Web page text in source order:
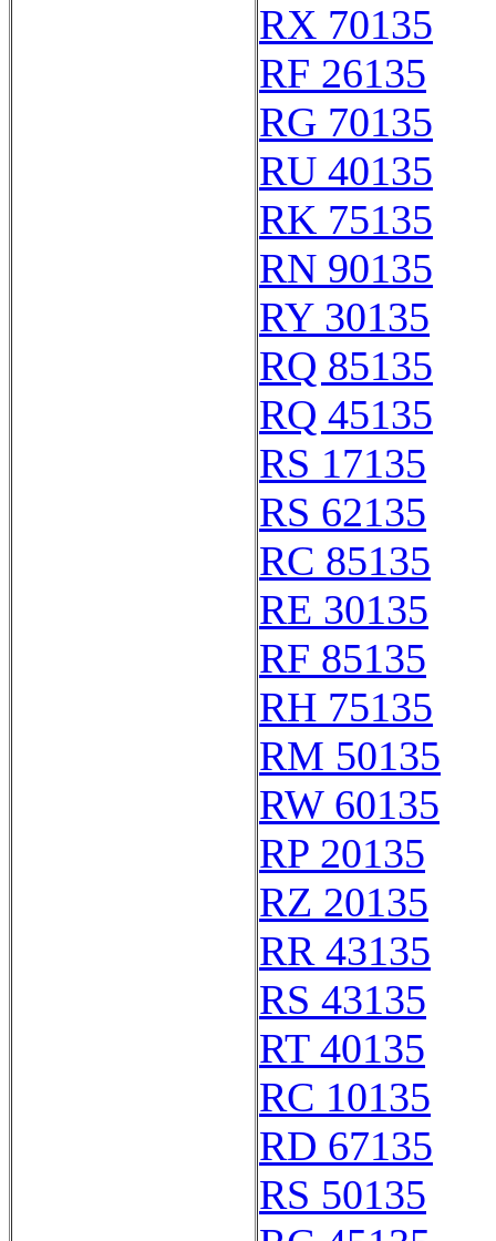
RX 70135
RF 26135
RG 70135
RU 40135
RK 75135
RN 90135
RY 30135
RQ 85135
RQ 45135
RS 17135
RS 62135
RC 85135
RE 30135
RF 85135
RH 75135
RM 50135
RW 60135
RP 20135
RZ 20135
RR 43135
RS 43135
RT 40135
RC 10135
RD 67135
RS 50135